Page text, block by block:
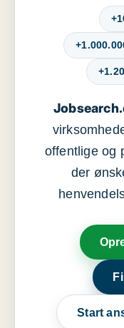
offentlige og
der
Start